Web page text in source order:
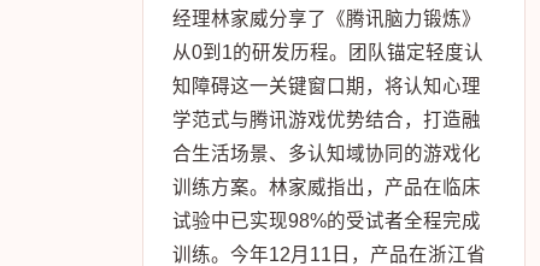
经理林家威分享了《腾讯脑力锻炼》
从0到1的研发历程。团队锚定轻度认
知障碍这一关键窗口期，将认知心理
学范式与腾讯游戏优势结合，打造融
合生活场景、多认知域协同的游戏化
训练方案。林家威指出，产品在临床
试验中已实现98%的受试者全程完成
训练。今年12月11日，产品在浙江省